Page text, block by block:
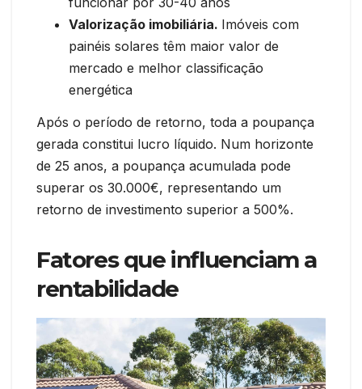
Valorização imobiliária. Imóveis com
painéis solares têm maior valor de
mercado e melhor classificação
energética
Após o período de retorno, toda a poupança
gerada constitui lucro líquido. Num horizonte
de 25 anos, a poupança acumulada pode
superar os 30.000€, representando um
retorno de investimento superior a 500%.
Fatores que influenciam a
rentabilidade